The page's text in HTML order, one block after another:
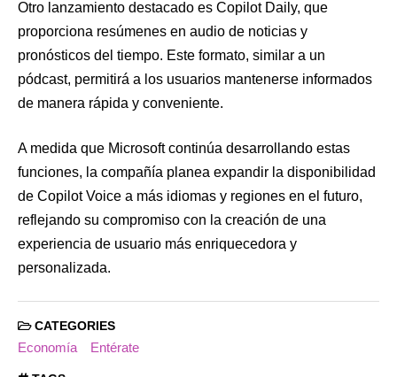
Otro lanzamiento destacado es Copilot Daily, que
proporciona resúmenes en audio de noticias y
pronósticos del tiempo. Este formato, similar a un
pódcast, permitirá a los usuarios mantenerse informados
de manera rápida y conveniente.
A medida que Microsoft continúa desarrollando estas
funciones, la compañía planea expandir la disponibilidad
de Copilot Voice a más idiomas y regiones en el futuro,
reflejando su compromiso con la creación de una
experiencia de usuario más enriquecedora y
personalizada.
CATEGORIES
Economía Entérate